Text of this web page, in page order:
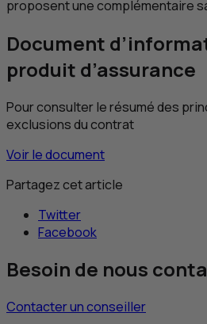
proposent une complémentaire
Document
produit d’assurance
Pour consulter le résumé des
exclusions du contrat
Voir le document
Partagez cet article
Twitter
Facebook
Besoin de nous
Contacter un conseiller